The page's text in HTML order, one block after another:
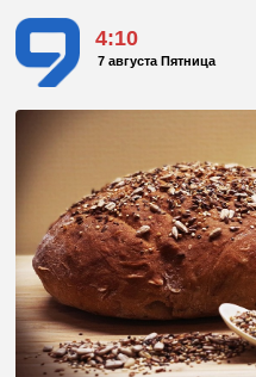
4:10
7 августа Пятница